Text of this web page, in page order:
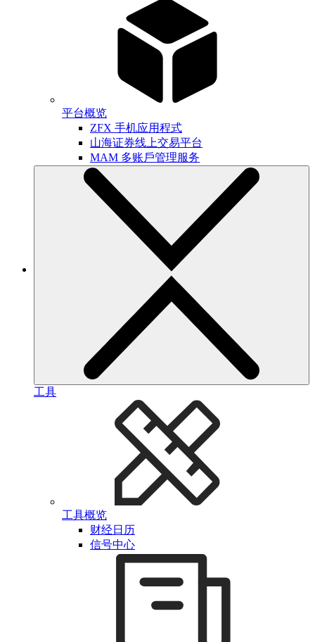
平台概览
ZFX 手机应用程式
山海证券线上交易平台
MAM 多账戶管理服务
工具
工具概览
财经日历
信号中心